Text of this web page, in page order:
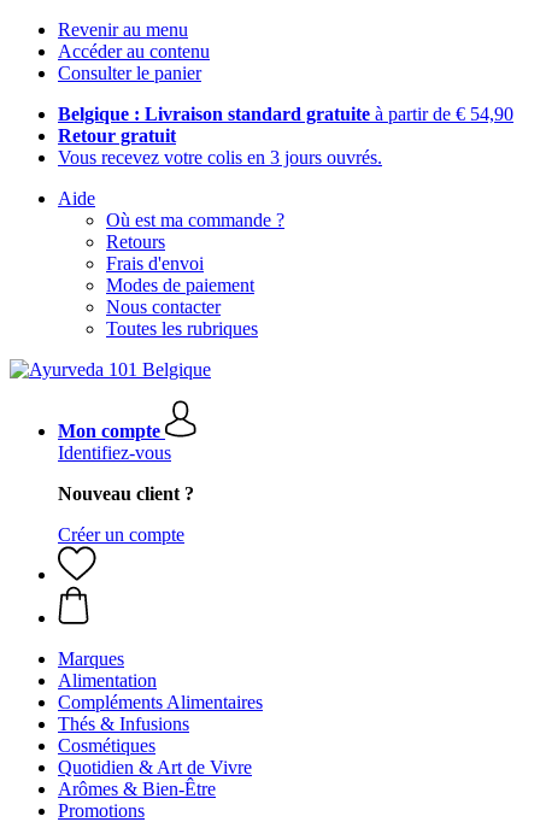
Revenir au menu
Accéder au contenu
Consulter le panier
Belgique : Livraison standard gratuite à partir de € 54,90
Retour gratuit
Vous recevez votre colis en 3 jours ouvrés.
Aide
Où est ma commande ?
Retours
Frais d'envoi
Modes de paiement
Nous contacter
Toutes les rubriques
Mon compte
Identifiez-vous
Nouveau client ?
Créer un compte
Marques
Alimentation
Compléments Alimentaires
Thés & Infusions
Cosmétiques
Quotidien & Art de Vivre
Arômes & Bien-Être
Promotions